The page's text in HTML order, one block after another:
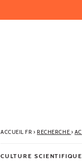
ACCUEIL FR› RECHERCHE ›
CULTURE